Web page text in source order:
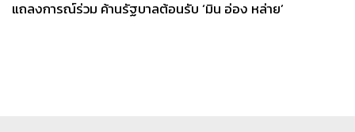
แถลงการณ์ร่วม ค้านรัฐบาลต้อนรับ ‘มิน อ่อง หล่าย’